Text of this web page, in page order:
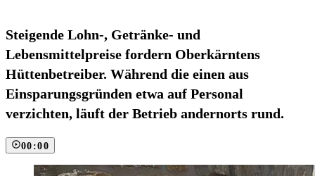
Steigende Lohn-, Getränke- und
Lebensmittelpreise fordern Oberkärntens
Hüttenbetreiber. Während die einen aus
Einsparungsgründen etwa auf Personal
verzichten, läuft der Betrieb andernorts rund.
00:00